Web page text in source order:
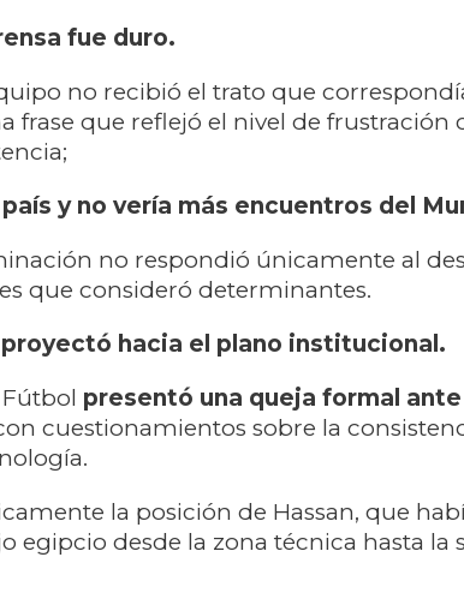
fue duro.
no recibió el trato que
frase que reflejó el nivel de frustración
y no vería más encuentros del
no respondió únicamente al
que consideró determinantes.
hacia el plano institucional.
presentó una queja formal
cuestionamientos sobre la
la posición de Hassan, que
egipcio desde la zona técnica hasta la